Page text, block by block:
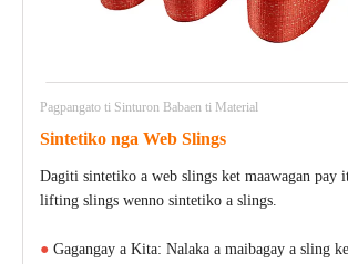
Pagpangato ti Sinturon Babaen ti Material
Sintetiko nga Web Slings
Dagiti sintetiko a web slings ket maawagan pay
lifting slings wenno sintetiko a slings.
● Gagangay a Kita: Nalaka a maibagay a sling